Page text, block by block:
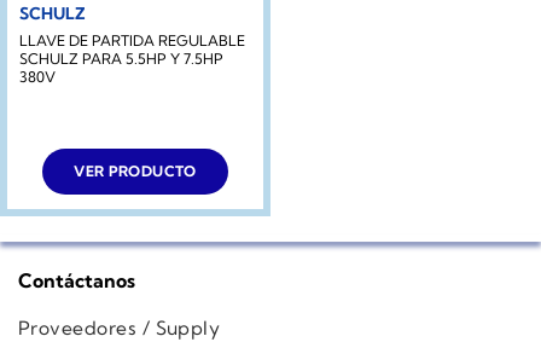
SCHULZ
LLAVE DE PARTIDA REGULABLE
SCHULZ PARA 5.5HP Y 7.5HP
380V
VER PRODUCTO
Contáctanos
Proveedores / Supply